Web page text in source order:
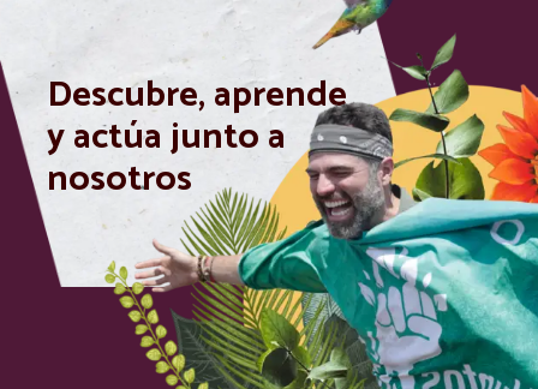
Descubre, aprende
y actúa junto a
nosotros